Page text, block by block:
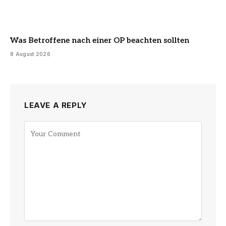
Was Betroffene nach einer OP beachten sollten
8 August 2026
LEAVE A REPLY